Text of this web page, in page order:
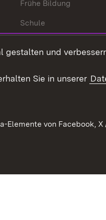
Frühe Bildung
Schule
gestalten und
Sie in unserer
Elemente von Facebook,